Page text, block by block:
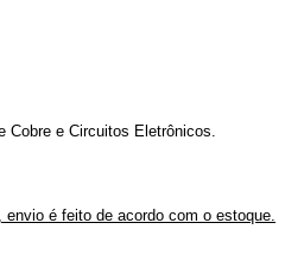
Cobre e Circuitos Eletrônicos.
é feito de acordo com o estoque.